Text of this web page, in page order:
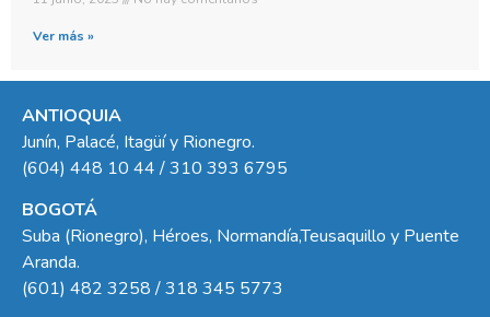
Ver más »
ANTIOQUIA
Junín, Palacé, Itagüí y Rionegro.
(604) 448 10 44 / 310 393 6795
BOGOTÁ
Suba (Rionegro), Héroes, Normandía,Teusaquillo y Puente
Aranda.
(601) 482 3258 / 318 345 5773